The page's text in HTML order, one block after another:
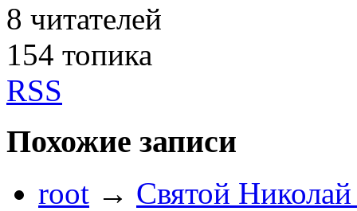
8 читателей
154 топика
RSS
Похожие записи
root → Святой Николай